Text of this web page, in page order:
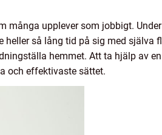
många upplever som jobbigt.
så lång tid på sig med själva
hemmet. Att ta hjälp av en
och effektivaste sättet.